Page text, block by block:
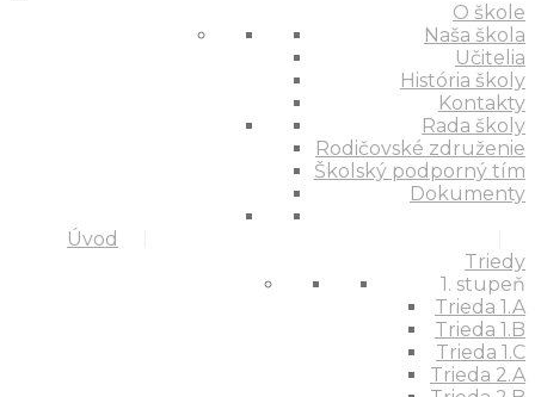
Úvod
O škole
Naša škola
Učitelia
História školy
Kontakty
Rada školy
Rodičovské združenie
Školský podporný tím
Dokumenty
Triedy
1. stupeň
Trieda 1.A
Trieda 1.B
Trieda 1.C
Trieda 2.A